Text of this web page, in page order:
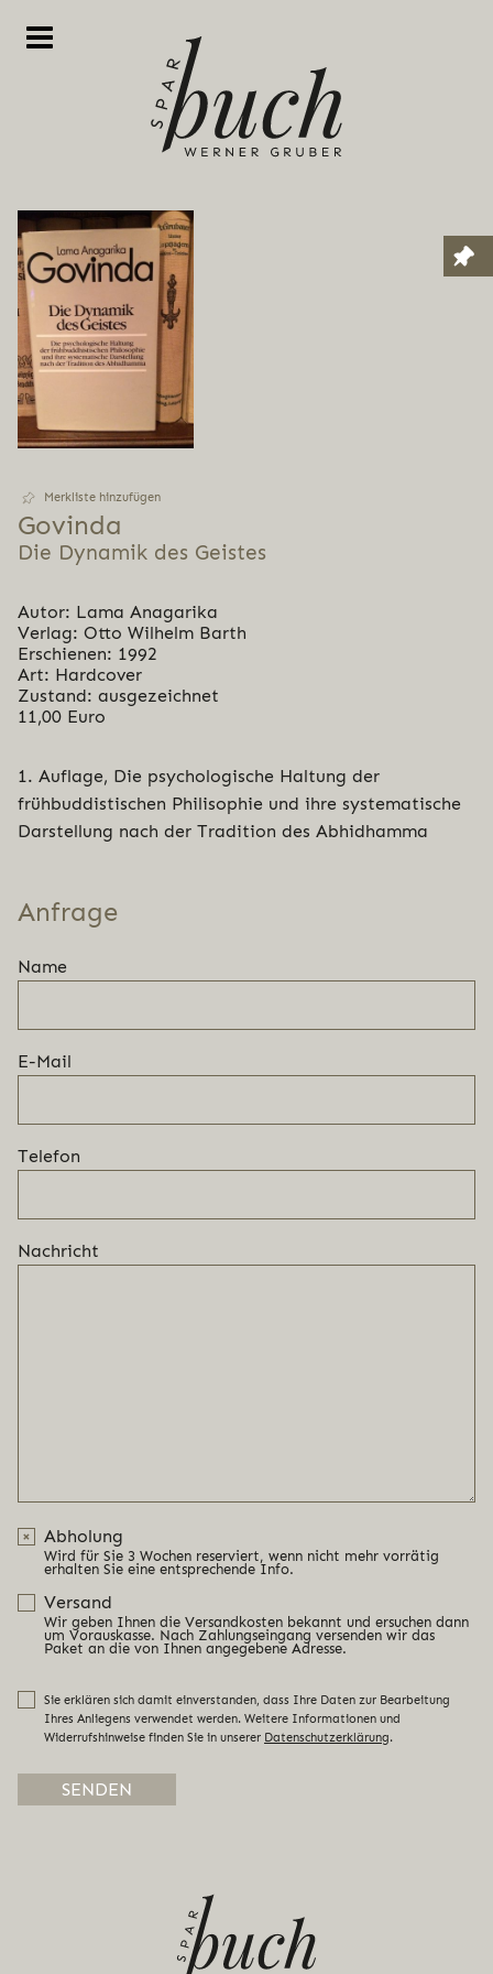
Merkliste hinzufügen
Govinda
Die Dynamik des Geistes
Autor: Lama Anagarika
Verlag: Otto Wilhelm Barth
Erschienen: 1992
Art: Hardcover
Zustand: ausgezeichnet
11,00 Euro
1. Auflage, Die psychologische Haltung der
frühbuddistischen Philisophie und ihre systematische
Darstellung nach der Tradition des Abhidhamma
Anfrage
Name
E-Mail
Telefon
Nachricht
Abholung
Wird für Sie 3 Wochen reserviert, wenn nicht mehr vorrätig
erhalten Sie eine entsprechende Info.
Versand
Wir geben Ihnen die Versandkosten bekannt und ersuchen dann
um Vorauskasse. Nach Zahlungseingang versenden wir das
Paket an die von Ihnen angegebene Adresse.
Sie erklären sich damit einverstanden, dass Ihre Daten zur Bearbeitung
Ihres Anliegens verwendet werden. Weitere Informationen und
Widerrufshinweise finden Sie in unserer Datenschutzerklärung.